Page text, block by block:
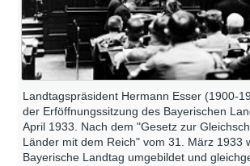
Landtagspräsident Hermann Esser (1900-
der Erföffnungssitzung des Bayerischen
April 1933. Nach dem "Gesetz zur
Länder mit dem Reich" vom 31. März 1933
Bayerische Landtag umgebildet und